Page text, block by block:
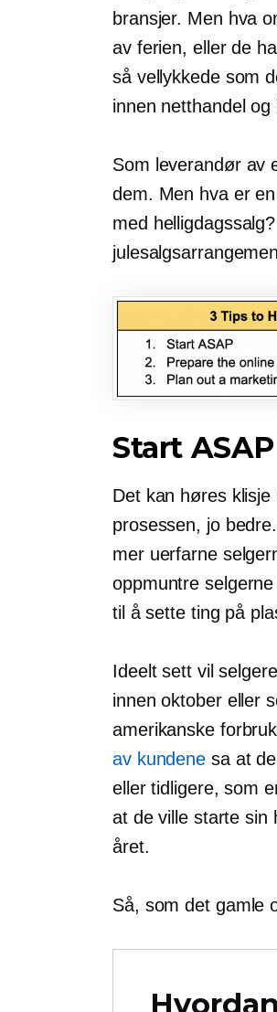
bransjer. Men hva
av ferien, eller de
så vellykkede som
innen netthandel
Som leverandør av
dem. Men hva er
med
Start ASAP
Det kan høres
prosessen, jo
mer uerfarne
oppmuntre
til å sette ting på
Ideelt sett vil
innen oktober eller
amerikanske
av kundene sa at
eller tidligere, som
at de ville starte sin
året.
Så, som det gamle